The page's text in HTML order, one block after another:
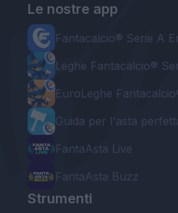
Le nostre app
Fantacalcio® Serie A
Leghe Fantacalcio®
EuroLeghe
Guida per l'asta
FantaAsta Live
FantaAsta Buzz
Strumenti